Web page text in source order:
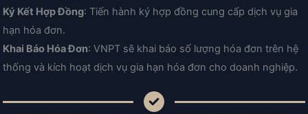
Ký Kết Hợp Đồng: Tiến hành ký hợp đồng cung cấp dịch vụ gia
hạn hóa đơn.
Khai Báo Hóa Đơn: VNPT sẽ khai báo số lượng hóa đơn trên hệ
thống và kích hoạt dịch vụ gia hạn hóa đơn cho doanh nghiệp.